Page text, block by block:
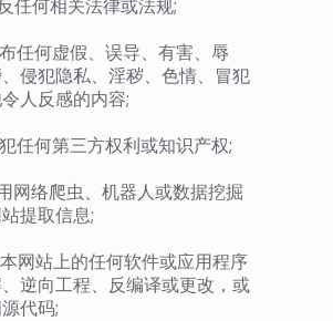
任何相关法律或法规;
布任何虚假、误导、有害、辱
侵犯隐私、淫秽、色情、冒犯
人反感的内容;
犯任何第三方权利或知识产权;
网络爬虫、机器人或数据挖掘
提取信息;
本网站上的任何软件或应用程序
逆向工程、反编译或更改，或
代码;